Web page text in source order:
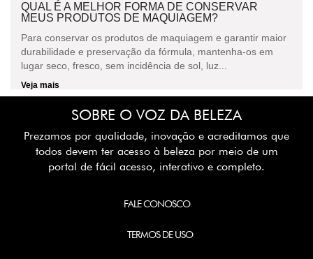
QUAL É A MELHOR FORMA DE CONSERVAR
MEUS PRODUTOS DE MAQUIAGEM?
Para conservar os produtos de maquiagem e garantir maior
durabilidade e preservação da fórmula, mantenha-os em
lugar seco, fresco, sem incidência de sol, luz...
Veja mais
SOBRE O VOZ DA BELEZA
Prezamos por qualidade, inovação e acreditamos que
todos devem ter acesso à beleza por meio de um
portal de fácil acesso, interativo e completo.
FALE CONOSCO
TERMOS DE USO